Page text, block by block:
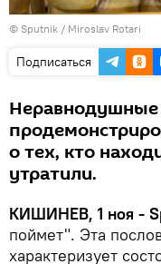
© Sputnik / Miroslav Rotari
Подписаться
Неравнодушные
о тех, кто
утратили.
КИШИНЕВ, 1 ноя -
поймет". Эта
характеризует